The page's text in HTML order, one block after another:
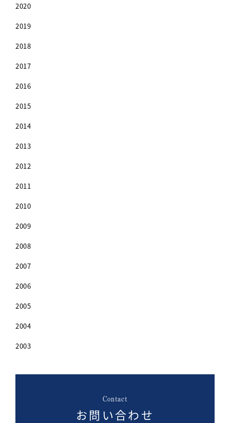
2020
2019
2018
2017
2016
2015
2014
2013
2012
2011
2010
2009
2008
2007
2006
2005
2004
2003
Contact
お問い合わせ